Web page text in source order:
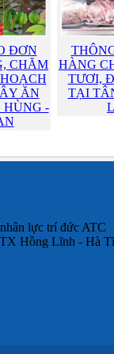
ĐƠN
CHĂM
ĂN
HÙNG -
HÀNG
TƯƠI,
TẠI
lực trí đức ATC
Hồng Lĩnh - Hà